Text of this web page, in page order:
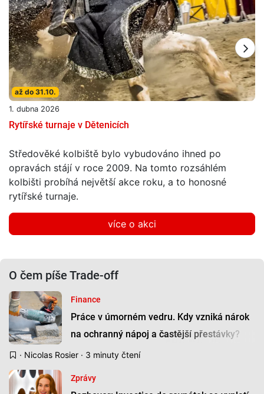
až do 31.10.
1. dubna 2026
Rytířské turnaje v Dětenicích
Středověké kolbiště bylo vybudováno ihned po
opravách stájí v roce 2009. Na tomto rozsáhlém
kolbišti probíhá největší akce roku, a to honosné
rytířské turnaje.
více o akci
O čem píše Trade-off
Finance
Práce v úmorném vedru. Kdy vzniká nárok
na ochranný nápoj a častější přestávky?
· Nicolas Rosier · 3 minuty čtení
Zprávy